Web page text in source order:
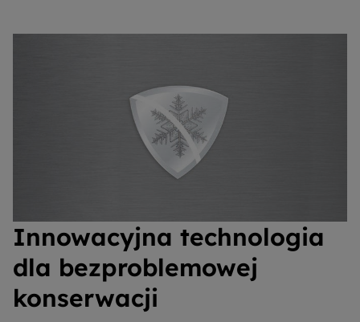
Innowacyjna technologia
dla bezproblemowej
konserwacji